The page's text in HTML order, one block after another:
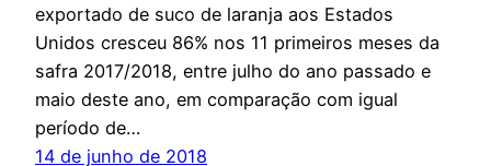
exportado de suco de laranja aos Estados
Unidos cresceu 86% nos 11 primeiros meses da
safra 2017/2018, entre julho do ano passado e
maio deste ano, em comparação com igual
período de…
14 de junho de 2018